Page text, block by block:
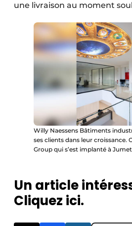
une livraison au moment
Willy Naessens Bâtiments
ses clients dans leur croissance.
Group qui s’est implanté à
Un article
Cliquez ici.